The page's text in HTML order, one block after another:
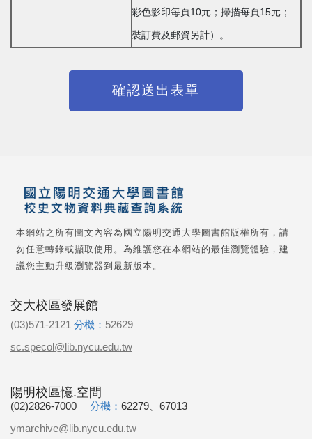
彩色影印每頁10元；掃描每頁15元；
裝訂費及郵資另計）。
本網站之所有圖文內容為國立陽明交通大學圖書館版權所有，請
勿任意轉錄或擷取使用。為維護您在本網站的最佳瀏覽體驗，建
議您主動升級瀏覽器到最新版本。
交大校區發展館
(03)571-2121 分機： 52629
sc.specol@lib.nycu.edu.tw
陽明校區憶.空間
(02)2826-7000 分機： 62279、67013
ymarchive@lib.nycu.edu.tw